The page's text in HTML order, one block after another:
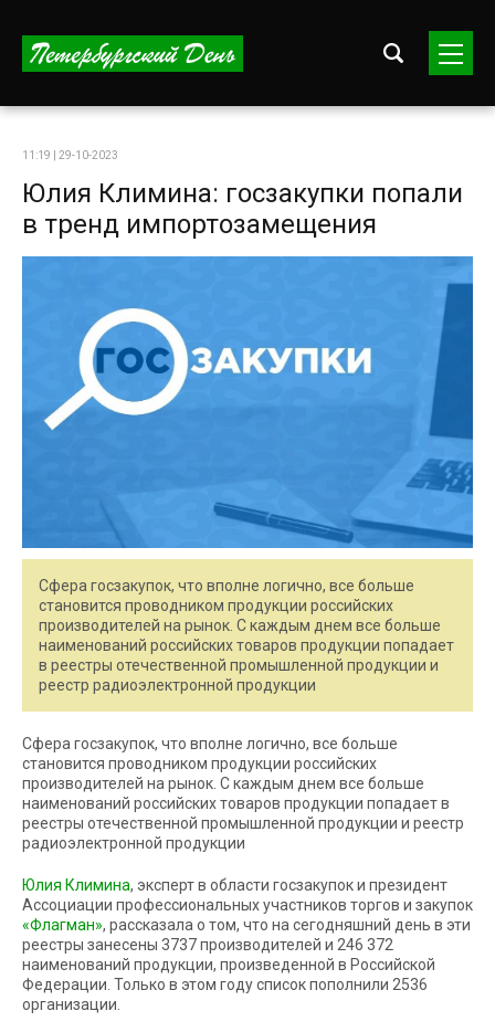
11:19 | 29-10-2023
Юлия Климина: госзакупки попали
в тренд импортозамещения
Сфера госзакупок, что вполне логично, все больше
становится проводником продукции российских
производителей на рынок. С каждым днем все больше
наименований российских товаров продукции попадает
в реестры отечественной промышленной продукции и
реестр радиоэлектронной продукции
Сфера госзакупок, что вполне логично, все больше
становится проводником продукции российских
производителей на рынок. С каждым днем все больше
наименований российских товаров продукции попадает в
реестры отечественной промышленной продукции и реестр
радиоэлектронной продукции
Юлия Климина, эксперт в области госзакупок и президент
Ассоциации профессиональных участников торгов и закупок
«Флагман», рассказала о том, что на сегодняшний день в эти
реестры занесены 3737 производителей и 246 372
наименований продукции, произведенной в Российской
Федерации. Только в этом году список пополнили 2536
организации.